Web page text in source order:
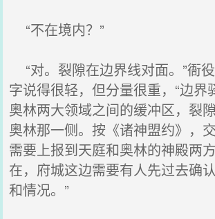
“不在境内？”
“对。裂隙在边界线对面。”衙
字说得很轻，但分量很重，“边界
奥林两大领域之间的缓冲区，裂
奥林那一侧。按《诸神盟约》，
需要上报到天庭和奥林的神殿两
在，府城这边需要有人先过去确
和情况。”